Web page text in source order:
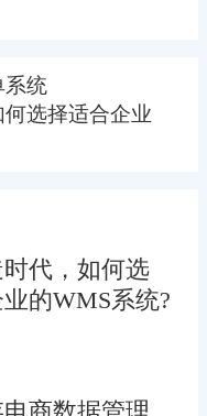
系统
选择适合企业
代，如何选
的WMS系统?